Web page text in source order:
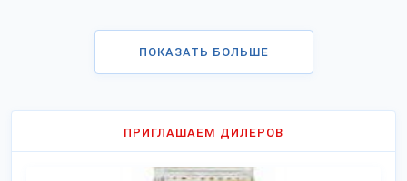
ПОКАЗАТЬ БОЛЬШЕ
ПРИГЛАШАЕМ ДИЛЕРОВ